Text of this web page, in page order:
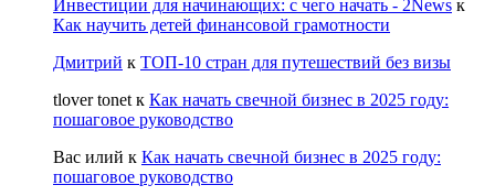
Инвестиции для начинающих: с чего начать - 2News к
Как научить детей финансовой грамотности
Дмитрий к ТОП-10 стран для путешествий без визы
tlover tonet к Как начать свечной бизнес в 2025 году:
пошаговое руководство
Вас илий к Как начать свечной бизнес в 2025 году:
пошаговое руководство